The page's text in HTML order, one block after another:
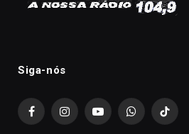
Siga-nós
FacebookInstagramYouTubeWhatsAppTikTok